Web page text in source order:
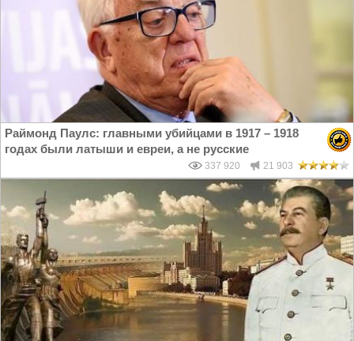
Раймонд Паулс: главными убийцами в 1917 – 1918
годах были латыши и евреи, а не русские
337 920 21 903